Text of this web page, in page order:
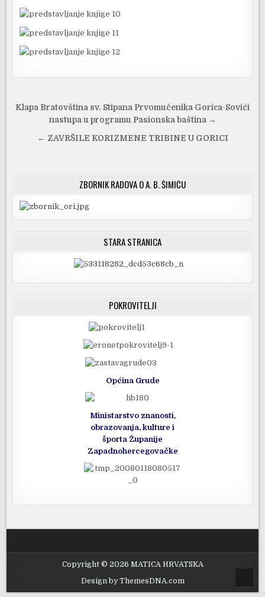
Navigacija
objava
Klapa Bratovština sv. Stipana Prvomučenika Gorica-Sovići
nastupa u programu Pasionska baština →
← ZAVRŠILE KORIZMENE TRIBINE U GORICI
ZBORNIK RADOVA O A. B. ŠIMIĆU
STARA STRANICA
POKROVITELJI
Općina Grude
Ministarstvo znanosti,
obrazovanja, kulture i
športa Županije
Zapadnohercegovačke
Copyright © 2026 MATICA HRVATSKA
Design by ThemesDNA.com